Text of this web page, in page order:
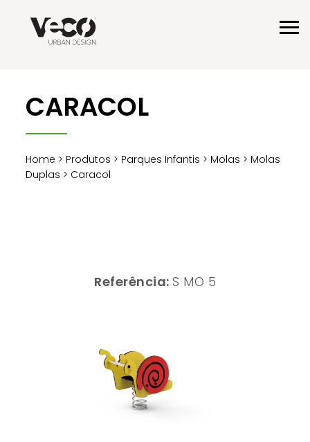
CARACOL
Home > Produtos > Parques Infantis > Molas > Molas
Duplas > Caracol
Referência: S MO 5